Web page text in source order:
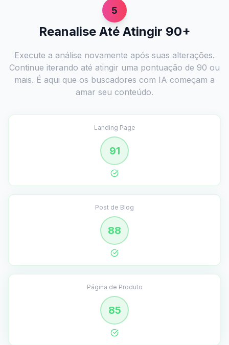
5
Reanalise Até Atingir 90+
Execute a análise novamente após suas alterações.
Continue iterando até atingir uma pontuação de 90 ou
mais. É aqui que os buscadores com IA começam a
amar seu conteúdo.
Landing Page
91
Post de Blog
88
Página de Produto
85